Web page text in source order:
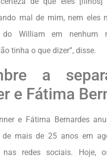
mal de mim, nem eles
William em nenhum
tinha o que dizer”, disse.
a
e Fátima
e Fátima Bernardes
de mais de 25 anos em
nas redes sociais. Hoje,